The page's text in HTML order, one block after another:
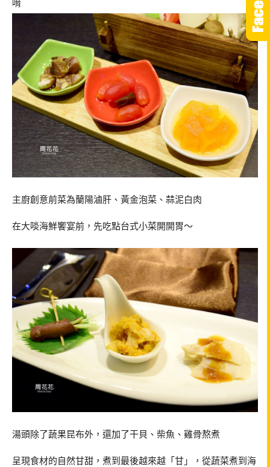
主廚創意前菜為蘭陽滷肝、黃金泡菜、蒜泥白肉
在大啖海鮮饗宴前，先吃點台式小菜開開胃～
湯頭除了蔬果昆布外，還加了干貝、柴魚、雞骨熬煮
呈現食材的自然甘甜，煮到最後越來越「甘」，從蔬菜煮到海